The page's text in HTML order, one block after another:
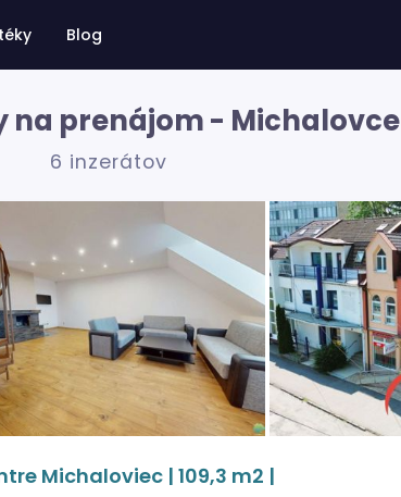
Blog
na prenájom - Michalovce
6 inzerátov
Michaloviec | 109,3 m2 |